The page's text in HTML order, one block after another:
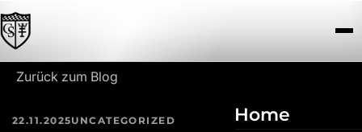
Zum Inhalt springen
Home
Zurück zum Blog
22.11.2025UNCATEGORIZED